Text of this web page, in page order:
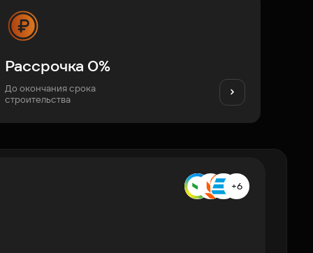
Рассрочка 0%
До окончания срока
строительства
+6